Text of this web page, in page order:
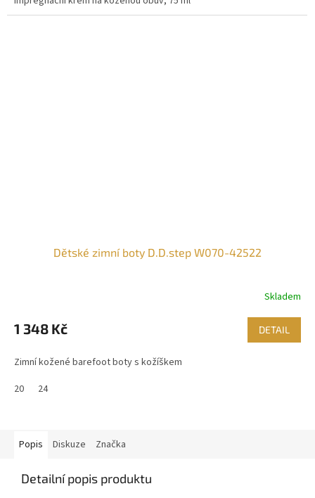
Dětské zimní boty D.D.step W070-42522
Skladem
1 348 Kč DETAIL
Zimní kožené barefoot boty s kožíškem
20
24
Popis Diskuze Značka
Detailní popis produktu